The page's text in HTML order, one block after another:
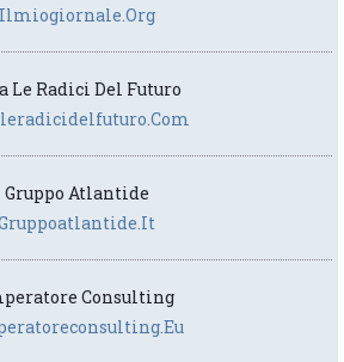
Ilmiogiornale.org
Le Radici Del Futuro
Gruppo Atlantide
Consulting